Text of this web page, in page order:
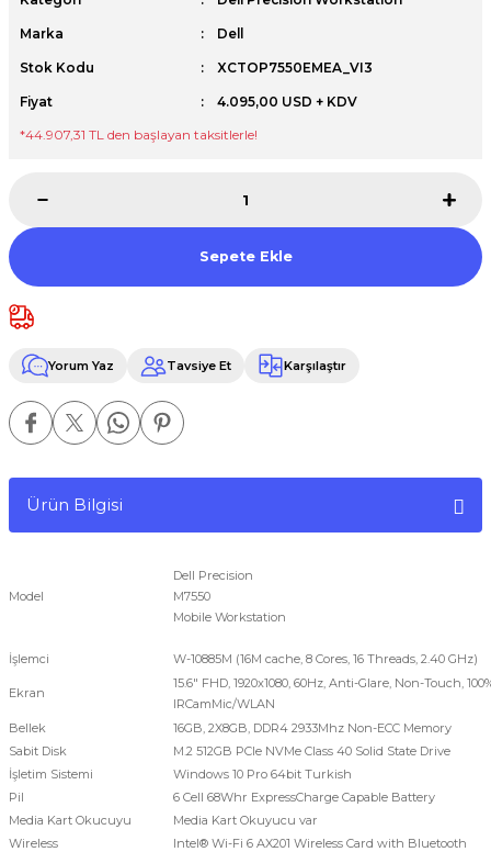
/ XPS+GPU
Marka Dell
Stok Kodu XCTOP7550EMEA_VI3
Fiyat
4.095,00 USD + KDV
*44.907,31 TL den başlayan taksitlerle!
Sepete Ekle
Yorum Yaz Tavsiye Et Karşılaştır
Ürün Bilgisi
Model
Dell Precision
M7550
Mobile Workstation
İşlemci W-10885M (16M cache, 8 Cores, 16 Threads, 2.40 GHz)
Ekran
15.6" FHD, 1920x1080, 60Hz, Anti-Glare, Non-Touch,
IRCamMic/WLAN
Bellek
16GB, 2X8GB, DDR4 2933Mhz Non-ECC Memory
Sabit Disk
M.2 512GB PCIe NVMe Class 40 Solid State Drive
İşletim Sistemi
Windows 10 Pro 64bit Turkish
Pil
6 Cell 68Whr ExpressCharge Capable Battery
Media Kart Okucuyu
Media Kart Okuyucu var
Wireless
Intel® Wi-Fi 6 AX201 Wireless Card with Bluetooth